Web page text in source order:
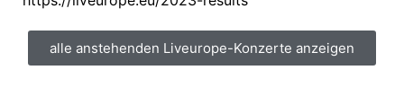
alle anstehenden Liveurope-Konzerte anzeigen